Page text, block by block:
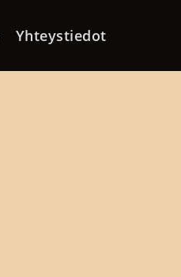
Yhteystiedot